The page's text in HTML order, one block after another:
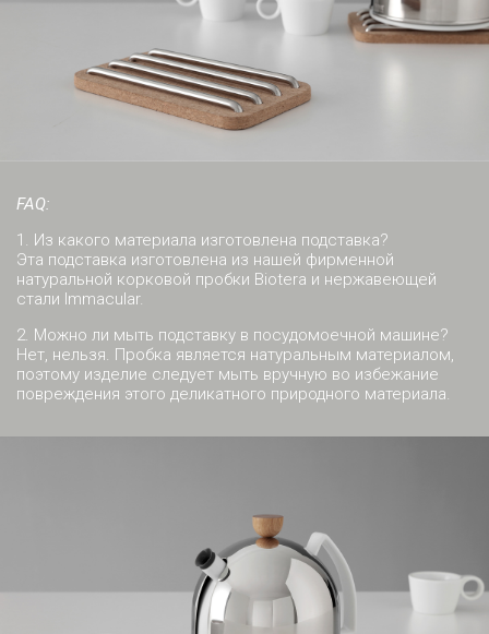
FAQ:
1. Из какого материала изготовлена подставка?
Эта подставка изготовлена из нашей фирменной
натуральной корковой пробки Biotera и нержавеющей
стали Immacular.
2. Можно ли мыть подставку в посудомоечной машине?
Нет, нельзя. Пробка является натуральным материалом,
поэтому изделие следует мыть вручную во избежание
повреждения этого деликатного природного материала.